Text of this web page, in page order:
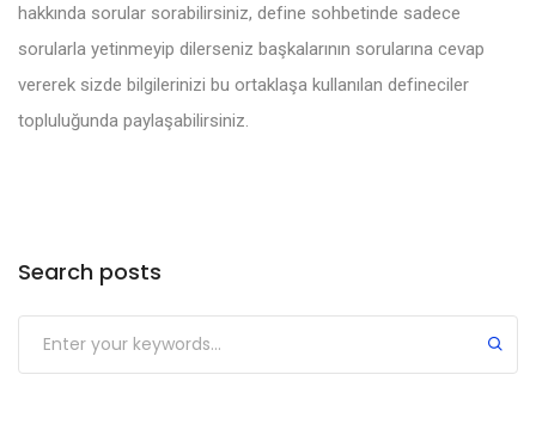
hakkında sorular sorabilirsiniz, define sohbetinde sadece
sorularla yetinmeyip dilerseniz başkalarının sorularına cevap
vererek sizde bilgilerinizi bu ortaklaşa kullanılan defineciler
topluluğunda paylaşabilirsiniz.
Search posts